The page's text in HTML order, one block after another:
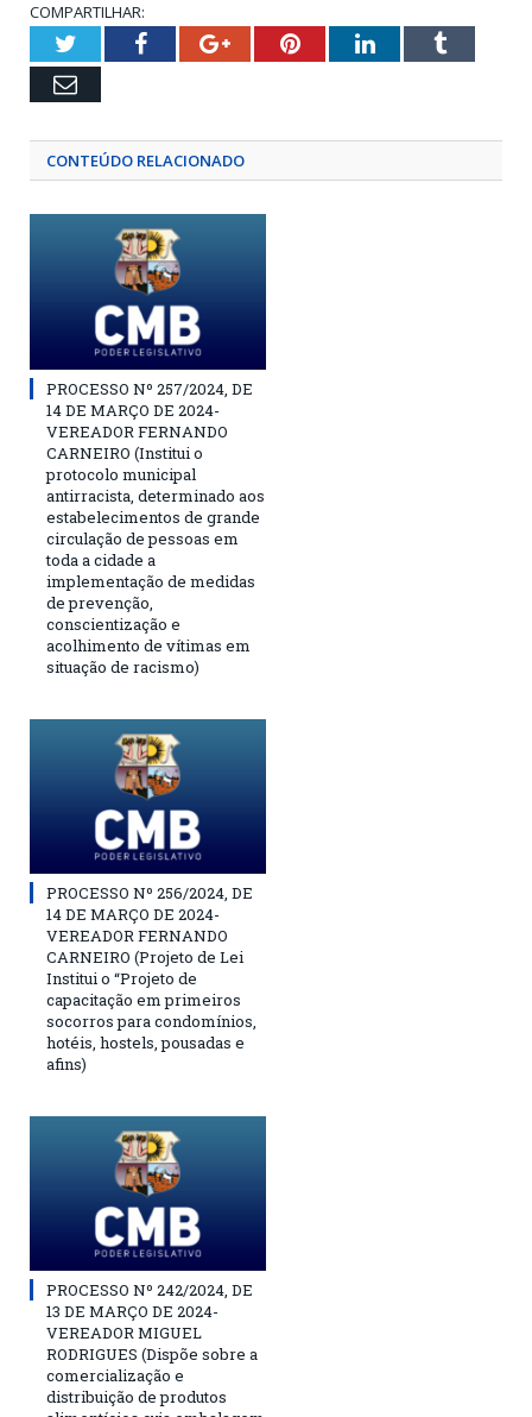
COMPARTILHAR:
TwitterFacebookGoogle+PinterestLinkedInTumblr
Email
CONTEÚDO RELACIONADO
PROCESSO Nº 257/2024, DE
14 DE MARÇO DE 2024-
VEREADOR FERNANDO
CARNEIRO (Institui o
protocolo municipal
antirracista, determinado aos
estabelecimentos de grande
circulação de pessoas em
toda a cidade a
implementação de medidas
de prevenção,
conscientização e
acolhimento de vítimas em
situação de racismo)
PROCESSO Nº 256/2024, DE
14 DE MARÇO DE 2024-
VEREADOR FERNANDO
CARNEIRO (Projeto de Lei
Institui o “Projeto de
capacitação em primeiros
socorros para condomínios,
hotéis, hostels, pousadas e
afins)
PROCESSO Nº 242/2024, DE
13 DE MARÇO DE 2024-
VEREADOR MIGUEL
RODRIGUES (Dispõe sobre a
comercialização e
distribuição de produtos